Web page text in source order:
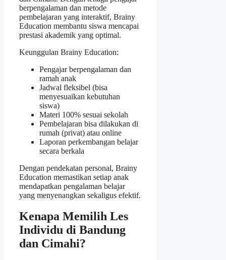
berpengalaman dan metode
pembelajaran yang interaktif, Brainy
Education membantu siswa mencapai
prestasi akademik yang optimal.
Keunggulan Brainy Education:
Pengajar berpengalaman dan
ramah anak
Jadwal fleksibel (bisa
menyesuaikan kebutuhan
siswa)
Materi 100% sesuai sekolah
Pembelajaran bisa dilakukan di
rumah (privat) atau online
Laporan perkembangan belajar
secara berkala
Dengan pendekatan personal, Brainy
Education memastikan setiap anak
mendapatkan pengalaman belajar
yang menyenangkan sekaligus efektif.
Kenapa Memilih Les
Individu di Bandung
dan Cimahi?